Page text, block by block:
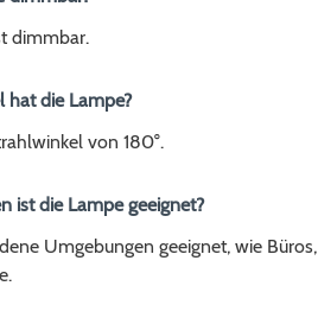
dimmbar.
hat die Lampe?
von 180°.
ist die Lampe geeignet?
Umgebungen geeignet, wie Büros,